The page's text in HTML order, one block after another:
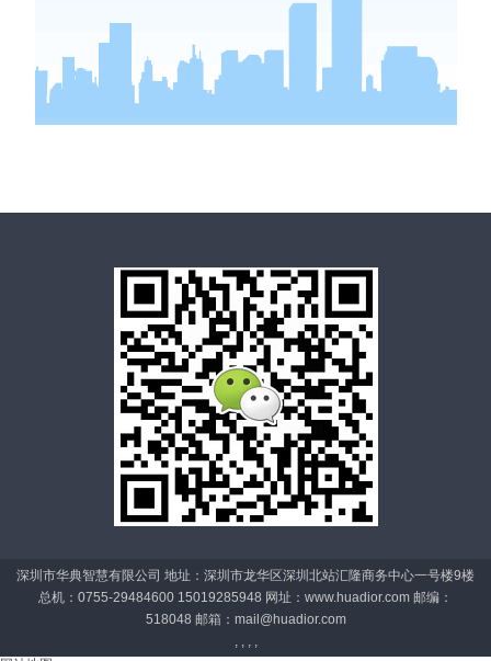
深圳市华典智慧有限公司 地址：深圳市龙华区深圳北站汇隆商务中心一号楼9楼
总机：0755-29484600 15019285948 网址：www.huadior.com 邮编：
518048 邮箱： mail@huadior.com